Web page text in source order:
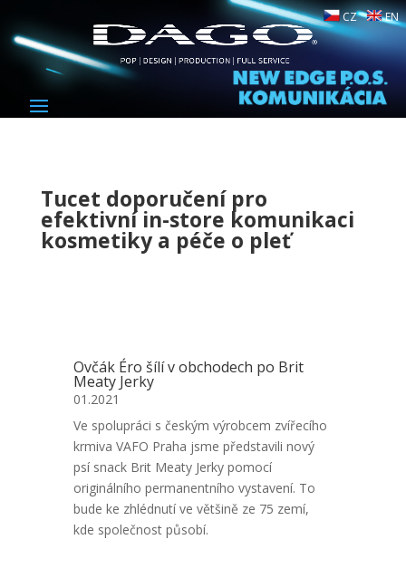
Tucet doporučení pro
efektivní in-store komunikaci
kosmetiky a péče o pleť
Ovčák Éro šílí v obchodech po Brit
Meaty Jerky
01.2021
Ve spolupráci s českým výrobcem zvířecího
krmiva VAFO Praha jsme představili nový
psí snack Brit Meaty Jerky pomocí
originálního permanentního vystavení. To
bude ke zhlédnutí ve většině ze 75 zemí,
kde společnost působí.
CZ EN